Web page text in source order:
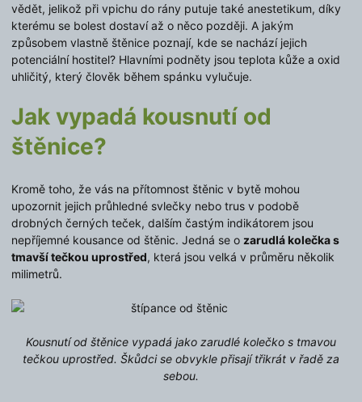
vědět, jelikož při vpichu do rány putuje také anestetikum, díky
kterému se bolest dostaví až o něco později. A jakým
způsobem vlastně štěnice poznají, kde se nachází jejich
potenciální hostitel? Hlavními podněty jsou teplota kůže a oxid
uhličitý, který člověk během spánku vylučuje.
Jak vypadá kousnutí od
štěnice?
Kromě toho, že vás na přítomnost štěnic v bytě mohou
upozornit jejich průhledné svlečky nebo trus v podobě
drobných černých teček, dalším častým indikátorem jsou
nepříjemné kousance od štěnic. Jedná se o zarudlá kolečka s
tmavší tečkou uprostřed, která jsou velká v průměru několik
milimetrů.
Kousnutí od štěnice vypadá jako zarudlé kolečko s tmavou
tečkou uprostřed. Škůdci se obvykle přisají třikrát v řadě za
sebou.